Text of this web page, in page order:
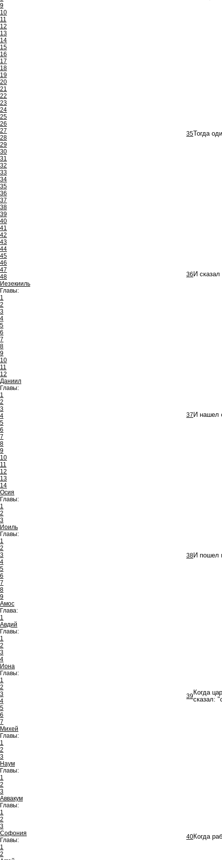
9
10
11
12
13
14
15
16
17
18
19
20
21
22
23
24
25
26
27
28
29
30
31
32
33
34
35
36
37
38
39
40
41
42
43
44
45
46
47
48
Иезекииль
Главы:
1
2
3
4
5
6
7
8
9
10
11
12
Даниил
Главы:
1
2
3
4
5
6
7
8
9
10
11
12
13
14
Осия
Главы:
1
2
3
Иоиль
Главы:
1
2
3
4
5
6
7
8
9
Амос
Глава:
1
Авдий
Главы:
1
2
3
4
Иона
Главы:
1
2
3
4
5
6
7
Михей
Главы:
1
2
3
Наум
Главы:
1
2
3
Аввакум
Главы:
1
2
3
Софония
Главы:
1
2
35 Тогда
36 И
37 И нашел
38И пошел
39Когда
сказал:
40Когда